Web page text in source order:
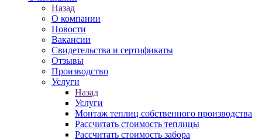
Назад
О компании
Новости
Вакансии
Свидетельства и сертификаты
Отзывы
Производство
Услуги
Назад
Услуги
Монтаж теплиц собственного производства
Рассчитать стоимость теплицы
Рассчитать стоимость забора